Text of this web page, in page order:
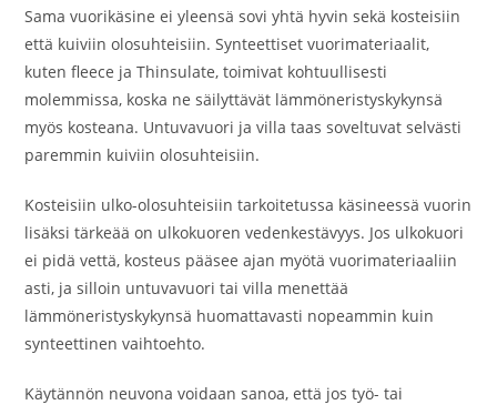
Sama vuorikäsine ei yleensä sovi yhtä hyvin sekä kosteisiin
että kuiviin olosuhteisiin. Synteettiset vuorimateriaalit,
kuten fleece ja Thinsulate, toimivat kohtuullisesti
molemmissa, koska ne säilyttävät lämmöneristyskykynsä
myös kosteana. Untuvavuori ja villa taas soveltuvat selvästi
paremmin kuiviin olosuhteisiin.
Kosteisiin ulko-olosuhteisiin tarkoitetussa käsineessä vuorin
lisäksi tärkeää on ulkokuoren vedenkestävyys. Jos ulkokuori
ei pidä vettä, kosteus pääsee ajan myötä vuorimateriaaliin
asti, ja silloin untuvavuori tai villa menettää
lämmöneristyskykynsä huomattavasti nopeammin kuin
synteettinen vaihtoehto.
Käytännön neuvona voidaan sanoa, että jos työ- tai